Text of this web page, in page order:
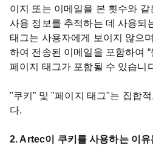
이지 또는 이메일을 본 횟수와
사용 정보를 추적하는 데 사용되
태그는 사용자에게 보이지 않으
하여 전송된 이메일을 포함하여 “
페이지 태그가 포함될 수 있습니
"쿠키” 및 "페이지 태그"는 집합
다.
2. Artec이 쿠키를 사용하는 이유